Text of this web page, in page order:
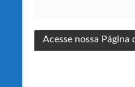
Acesse nossa Página